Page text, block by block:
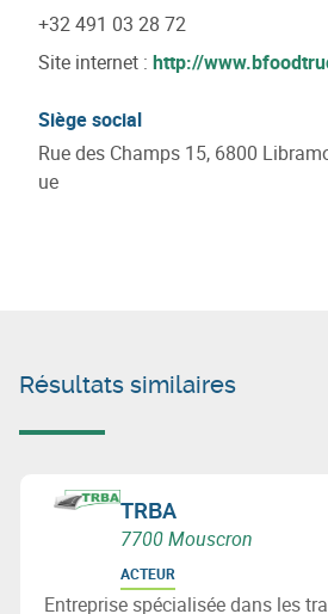
+32 491 03 28 72
Site internet : http://
Siège social
Rue des Champs 15, 6800
ue
Résultats similaires
TRBA
7700 Mouscron
ACTEUR
Entreprise spécialisée dans les